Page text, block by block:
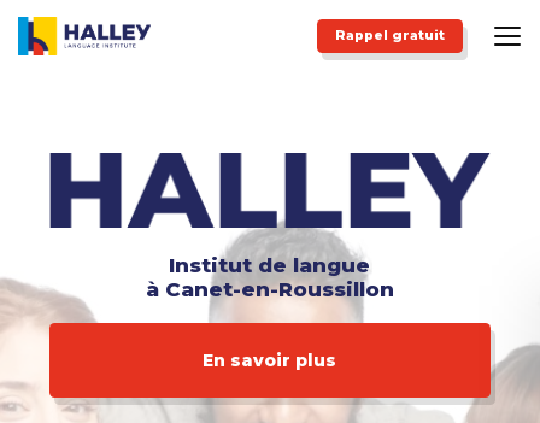
contenu
Rappel gratuit
Institut de langue
à Canet-en-Roussillon
En savoir plus